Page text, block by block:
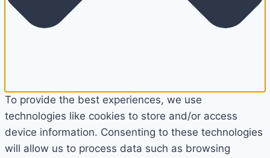
To provide the best experiences, we use
technologies like cookies to store and/or access
device information. Consenting to these technologies
will allow us to process data such as browsing